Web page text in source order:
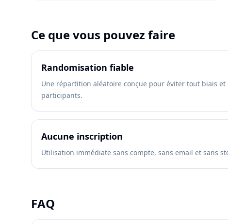
Ce que vous pouvez faire
Randomisation fiable
Une répartition aléatoire conçue pour éviter tout biais et
participants.
Aucune inscription
Utilisation immédiate sans compte, sans email et sans
FAQ